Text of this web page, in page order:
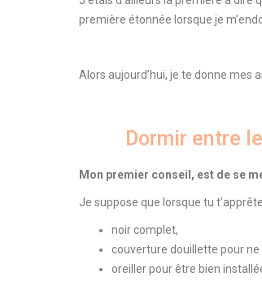
première étonnée lorsque je
Alors aujourd’hui, je te donne mes
Dormir entre
Mon premier conseil, est de se
Je suppose que lorsque tu
noir complet,
couverture douillette pour ne
oreiller pour être bien